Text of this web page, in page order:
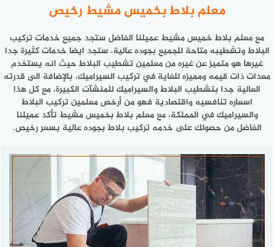
معلم بلاط بخميس مشيط رخيص
مع معلم بلاط خميس مشيط عميلنا الفاضل ستجد جميع خدمات تركيب
البلاط وتشطيبه متاحة للجميع بجوده عالية، ستجد ايضا خدمات كثيرة جدا
غيرها هو متميز عن غيره من معلمين تشطيب البلاط حيث انه يستخدم
معدات ذات قيمه ومميزه للغاية في تركيب السيراميك، بالإضافة الى قدرته
العالية جدا بتشطيب البلاط والسيراميك للمنشآت الكبيرة، مع كل هذا
اسعاره تنافسيه واقتصادية فهو من أرخص معلمين تركيب البلاط
والسيراميك في المملكة، مع معلم بلاط بخميس مشيط تأكد عميلنا
الفاضل من حصولك على خدمه تركيب بلاط بجوده عالية بسعر رخيص.